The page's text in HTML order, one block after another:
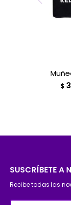
$
SUSCRÍBETE A
Recibe todas las